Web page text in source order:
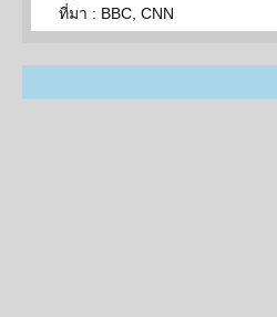
ที่มา : BBC, CNN